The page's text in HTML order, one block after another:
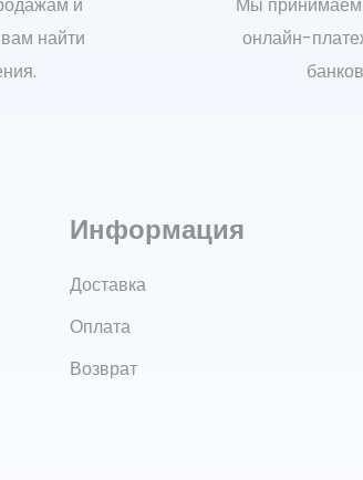
найти
онлайн-
Информация
Доставка
Оплата
Возврат